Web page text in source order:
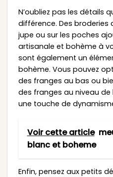
N’oubliez pas les détails
différence. Des broderies
jupe ou sur les poches
artisanale et bohème à
sont également un
bohème. Vous pouvez
des franges au bas ou
des franges au niveau
une touche de
Voir cette article
blanc et boheme
Enfin, pensez aux petits